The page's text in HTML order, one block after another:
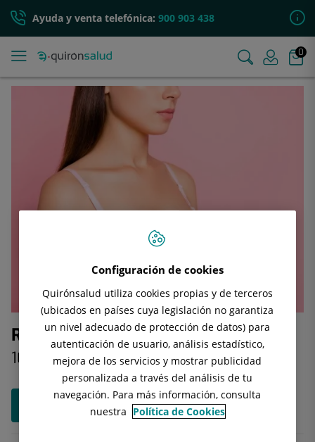
Ayuda y venta telefónica: 900 903 438
0
Reducción de pecho
10% de descuento
Solicitar cita sin compromiso
Configuración de cookies
Quirónsalud utiliza cookies propias y de terceros
(ubicados en países cuya legislación no garantiza
un nivel adecuado de protección de datos) para
autenticación de usuario, análisis estadístico,
mejora de los servicios y mostrar publicidad
personalizada a través del análisis de tu
navegación. Para más información, consulta
nuestra Política de Cookies